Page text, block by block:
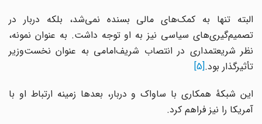
البته تنها به کمک‌های مالی بسنده نمی‌شد، بلکه دربار در
تصمیم‌گیری‌های سیاسی نیز به او توجه داشت. به عنوان نمونه،
نظر شریعتمداری در انتصاب شریف‌امامی به عنوان نخست‌وزیر
تأثیرگذار بود.[5]
این شبکهٔ همکاری با ساواک و دربار، بعدها زمینه ارتباط او با
آمریکا را نیز فراهم کرد.